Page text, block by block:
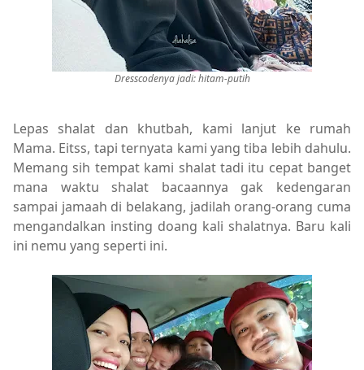
Dresscodenya jadi: hitam-putih
Lepas shalat dan khutbah, kami lanjut ke rumah
Mama. Eitss, tapi ternyata kami yang tiba lebih dahulu.
Memang sih tempat kami shalat tadi itu cepat banget
mana waktu shalat bacaannya gak kedengaran
sampai jamaah di belakang, jadilah orang-orang cuma
mengandalkan insting doang kali shalatnya. Baru kali
ini nemu yang seperti ini.